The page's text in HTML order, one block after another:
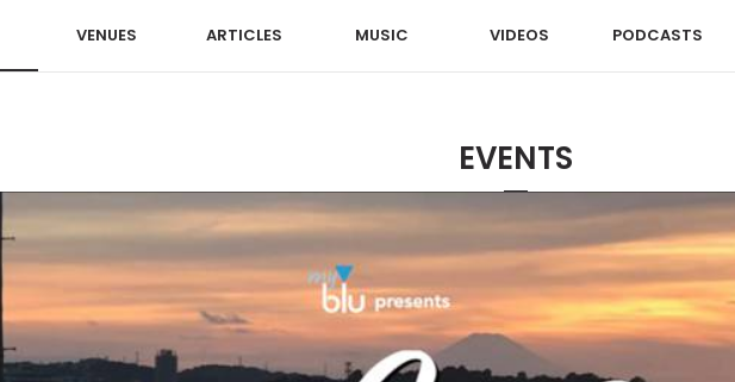
VENUES ARTICLES MUSIC VIDEOS PODCASTS
EVENTS